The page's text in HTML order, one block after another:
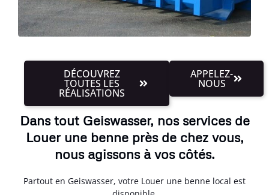
DÉCOUVREZ
TOUTES LES
RÉALISATIONS
APPELEZ-
NOUS
Dans tout Geiswasser, nos services de
Louer une benne près de chez vous,
nous agissons à vos côtés.
Partout en Geiswasser, votre Louer une benne local est